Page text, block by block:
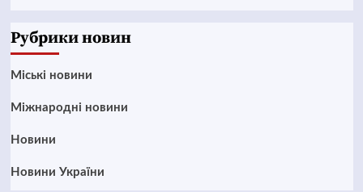
Рубрики новин
Mіські новини
Міжнародні новини
Новини
Новини України